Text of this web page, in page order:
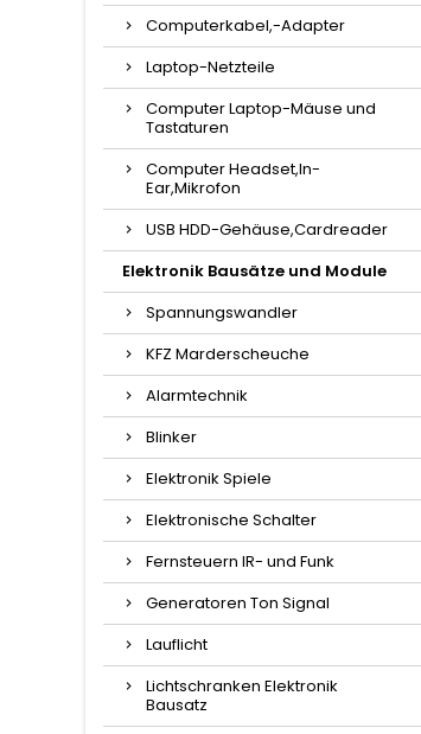
Computerkabel,-Adapter
Laptop-Netzteile
Computer Laptop-Mäuse und
Tastaturen
Computer Headset,In-
Ear,Mikrofon
USB HDD-Gehäuse,Cardreader
Elektronik Bausätze und Module
Spannungswandler
KFZ Marderscheuche
Alarmtechnik
Blinker
Elektronik Spiele
Elektronische Schalter
Fernsteuern IR- und Funk
Generatoren Ton Signal
Lauflicht
Lichtschranken Elektronik
Bausatz